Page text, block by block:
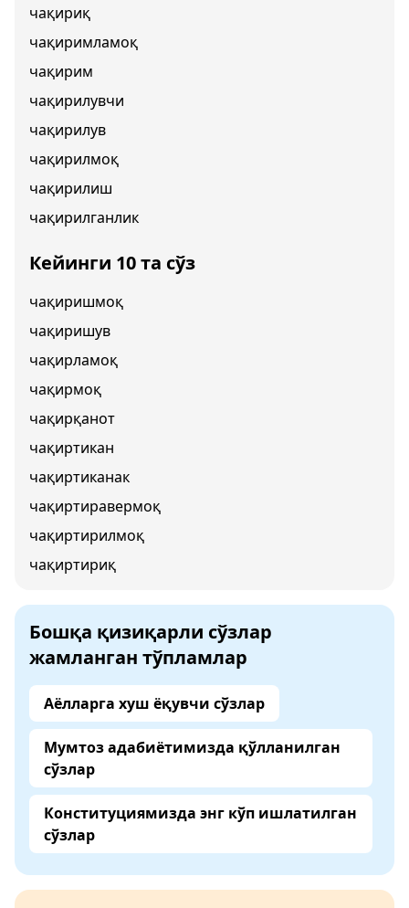
чақириқ
чақиримламоқ
чақирим
чақирилувчи
чақирилув
чақирилмоқ
чақирилиш
чақирилганлик
Кейинги 10 та сўз
чақиришмоқ
чақиришув
чақирламоқ
чақирмоқ
чақирқанот
чақиртикан
чақиртиканак
чақиртиравермоқ
чақиртирилмоқ
чақиртириқ
Бошқа қизиқарли сўзлар
жамланган тўпламлар
Аёлларга хуш ёқувчи сўзлар
Мумтоз адабиётимизда қўлланилган
сўзлар
Конституциямизда энг кўп ишлатилган
сўзлар